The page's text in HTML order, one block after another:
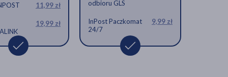
11,99 zł
19,99 zł
odbioru GLS
InPost Paczkomat
24/7
9,99 zł